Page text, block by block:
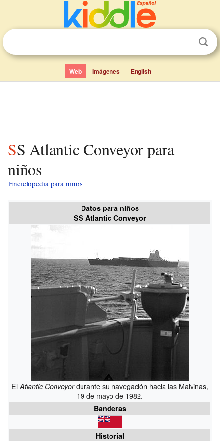
Web Imágenes English
SS Atlantic Conveyor para
niños
Enciclopedia para niños
Datos para niños
SS Atlantic Conveyor
ElAtlantic Conveyordurante su navegación hacia las Malvinas,
19 de mayo de 1982.
Banderas
Historial